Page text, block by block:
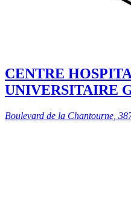
CENTRE
UNIVERSITAIRE
Boulevard de la Chantourne,